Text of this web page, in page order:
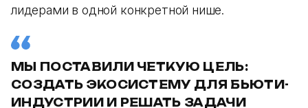
лидерами в одной конкретной нише.
МЫ ПОСТАВИЛИ ЧЕТКУЮ ЦЕЛЬ:
СОЗДАТЬ ЭКОСИСТЕМУ ДЛЯ БЬЮТИ-
ИНДУСТРИИ И РЕШАТЬ ЗАДАЧИ